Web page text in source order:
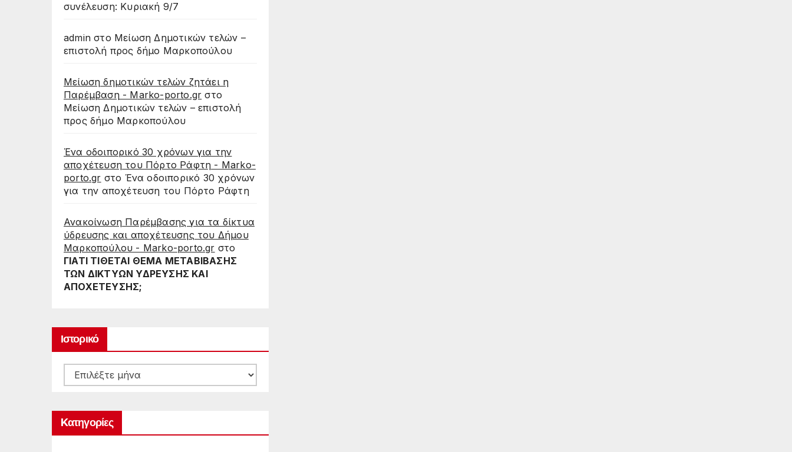
συνέλευση: Κυριακή 9/7
admin στο Μείωση Δημοτικών τελών –
επιστολή προς δήμο Μαρκοπούλου
Μείωση δημοτικών τελών ζητάει η
Παρέμβαση - Marko-porto.gr στο
Μείωση Δημοτικών τελών – επιστολή
προς δήμο Μαρκοπούλου
Ένα οδοιπορικό 30 χρόνων για την
αποχέτευση του Πόρτο Ράφτη - Marko-
porto.gr στο Ένα οδοιπορικό 30 χρόνων
για την αποχέτευση του Πόρτο Ράφτη
Ανακοίνωση Παρέμβασης για τα δίκτυα
ύδρευσης και αποχέτευσης του Δήμου
Μαρκοπούλου - Marko-porto.gr στο
ΓΙΑΤΙ ΤΙΘΕΤΑΙ ΘΕΜΑ ΜΕΤΑΒΙΒΑΣΗΣ
ΤΩΝ ΔΙΚΤΥΩΝ ΥΔΡΕΥΣΗΣ ΚΑΙ
ΑΠΟΧΕΤΕΥΣΗΣ;
Ιστορικό
Ιστορικό
Kατηγορίες